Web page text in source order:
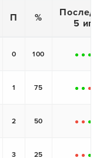
П %
5 игр
0 100
+ + +
1 75
+ + -
2 50
- - +
3 25